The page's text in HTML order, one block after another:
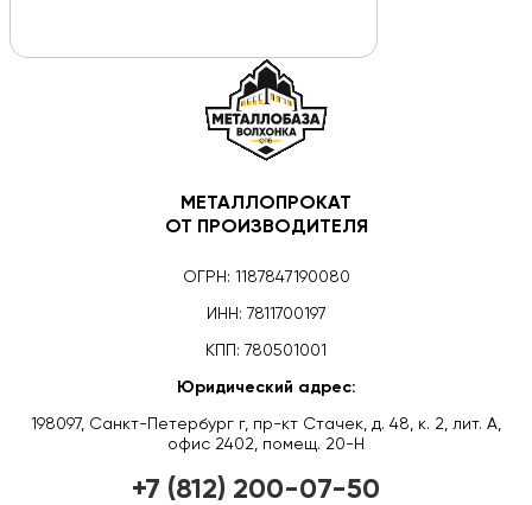
МЕТАЛЛОПРОКАТ
ОТ ПРОИЗВОДИТЕЛЯ
ОГРН: 1187847190080
ИНН: 7811700197
КПП: 780501001
Юридический адрес:
198097, Санкт-Петербург г, пр-кт Стачек, д. 48, к. 2, лит. А,
офис 2402, помещ. 20-Н
+7 (812) 200-07-50